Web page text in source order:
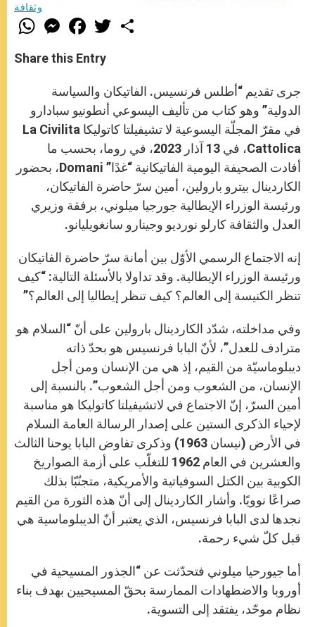
وثقافة
W
h
t
s
M
e
s
e
g
e
r
F
a
e
b
o
k
w
r
Share this Entry
جرى تقديم “أطلس فرنسيس. الفاتيكان والسياسة
الدولية” وهو كتاب من تأليف اليسوعي أنطونيو سبادارو
في مقرّ المجلّة اليسوعية لا تشيفيلتا كاتوليكا La Civilita
Cattolica، في 13 آذار 2023، في روما، بحسب ما
أفادت الصحيفة اليومية الفاتيكانية “غدًا” Domani، بحضور
الكاردينال بيترو بارولين، أمين سرّ حاضرة الفاتيكان،
ورئيسة الوزراء الإيطالية جورجيا ميلوني، برفقة وزيري
العدل والثقافة كارلو نورديو وجينارو سانغويليانو.
إنه الاجتماع الرسمي الأوّل بين أمانة سرّ حاضرة الفاتيكان
ورئيسة الوزراء الإيطالية. وقد تداولا بالأسئلة التالية: “كيف
تنظر الكنيسة إلى العالم؟ كيف تنظر إيطاليا إلى العالم؟”
وفي مداخلته، شدّد الكاردينال بارولين على أنّ “السلام هو
مترادف للعدل”، لأنّ البابا فرنسيس هو بحدّ ذاته
ديبلوماسيّة من القيم، إذ هي من الإنسان ومن أجل
الإنسان، من الشعوب ومن أجل الشعوب”. بالنسبة إلى
أمين السرّ، إنّ الاجتماع في لاتشيفيلتا كاتوليكا هو مناسبة
لإحياء الذكرى الستين على إصدار الرسالة العامة السلام
في الأرض (نيسان 1963) وذكرى تفاوض البابا يوحنا الثالث
والعشرين في العام 1962 للتغلّب على أزمة الصواريخ
الكوبية بين الكتل السوفياتية والأمريكية، متجنّبًا بذلك
صراعًا نوويًا. وأشار الكاردينال إلى أنّ هذه الثورة من القيم
نجدها لدى البابا فرنسيس، الذي يعتبر أنّ الديبلوماسية هي
قبل كلّ شيء رحمة.
أما جيورحيا ميلوني فتحدّثت عن “الجذور المسيحية في
أوروبا والاضطهادات الممارسة بحقّ المسيحيين بهدف بناء
نظام موحّد، يفتقد إلى التسوية.